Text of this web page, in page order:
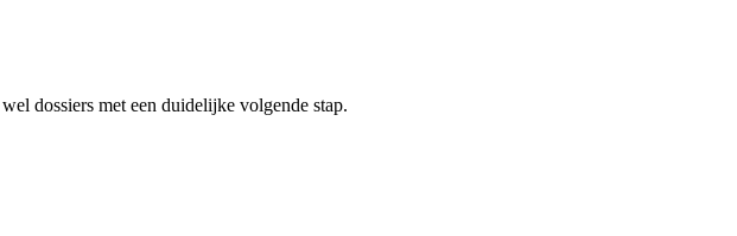
dossiers met een duidelijke volgende stap.